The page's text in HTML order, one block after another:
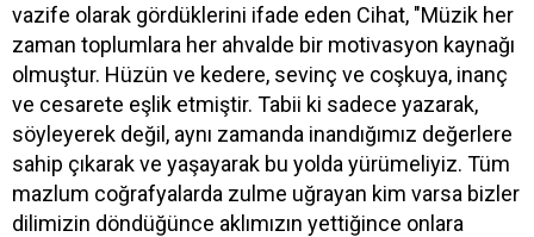
vazife olarak gördüklerini ifade eden Cihat, "Müzik her
zaman toplumlara her ahvalde bir motivasyon kaynağı
olmuştur. Hüzün ve kedere, sevinç ve coşkuya, inanç
ve cesarete eşlik etmiştir. Tabii ki sadece yazarak,
söyleyerek değil, aynı zamanda inandığımız değerlere
sahip çıkarak ve yaşayarak bu yolda yürümeliyiz. Tüm
mazlum coğrafyalarda zulme uğrayan kim varsa bizler
dilimizin döndüğünce aklımızın yettiğince onlara